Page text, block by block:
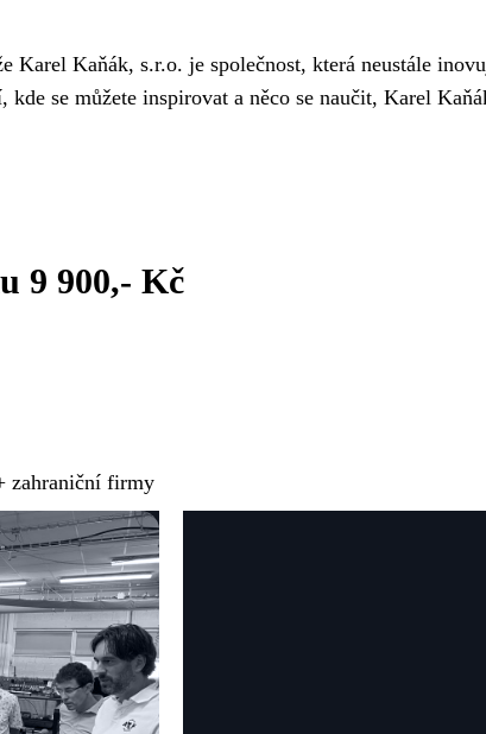
Karel Kaňák, s.r.o. je společnost, která neustále
kde se můžete inspirovat a něco se naučit, Karel
9 900,- Kč
zahraniční firmy